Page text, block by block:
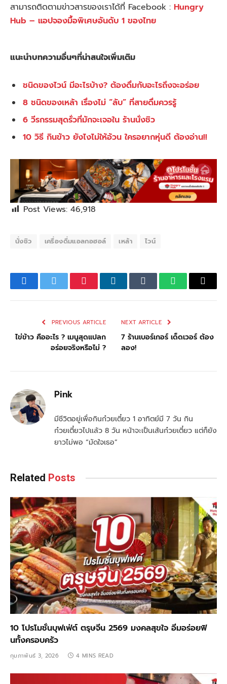
สามารถติดตามข่าวสารของเราได้ที่ Facebook : Hungry
Hub – แอปจองมื้อพิเศษอันดับ 1 ของไทย
แนะนำบทความอื่นๆที่น่าสนใจเพิ่มเติม
ชนิดของไวน์ มีอะไรบ้าง? ต้องดื่มกับอะไรถึงจะอร่อย
8 ชนิดของเหล้า เรื่องไม่ “ลับ” ที่สายดื่มควรรู้
6 วีรกรรมสุดรั่วที่มักจะเจอใน ร้านนั่งชิว
10 วิธี กินข้าว ยังไงไม่ให้อ้วน ใครอยากหุ่นดี ต้องอ่าน!!
Post Views: 46,918
นั่งชิว เครื่องดื่มแอลกอฮอล์ เหล้า ไวน์
FacebookTwitterPinterestLinkedInTumblrWhatsApp
Email
PREVIOUS ARTICLE
ไข่ข้าว คืออะไร ? เมนูสุดแปลก
อร่อยจริงหรือไม่ ?
NEXT ARTICLE
7 ร้านเบอร์เกอร์ เด็ดเวอร์ ต้อง
ลอง!
Pink
มีชีวิตอยู่เพื่อกินก๋วยเตี๋ยว 1 อาทิตย์มี 7 วัน กิน
ก๋วยเตี๋ยวไปเเล้ว 8 วัน หน้าจะเป็นเส้นก๋วยเตี๋ยว แต่ก็ยัง
ยาวไม่พอ “มัดใจเธอ”
Related Posts
10 โปรโมชั่นบุฟเฟ่ต์ ตรุษจีน 2569 มงคลสุขใจ อิ่มอร่อยฟิ
นทั้งครอบครัว
กุมภาพันธ์ 3, 2026 4 MINS READ